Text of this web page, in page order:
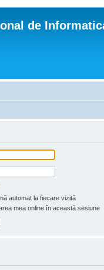
de
automat la fiecare vizită
mea online în această sesiune